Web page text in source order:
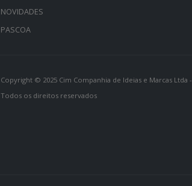
NOVIDADES
PASCOA
Copyright © 2025 Cim Companhia de Ideias e Marcas Ltda -
Todos os direitos reservados